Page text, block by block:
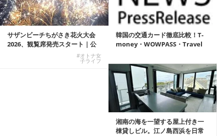
サザンビーチちがさき花火大会
2026、観覧席発売スタート｜公
#オトナ女
子ライフ
韓国の交通カード徹底比較！T-
money・WOWPASS・Travel
湘南の海を一望する屋上付き一
棟貸しビル。江ノ島西浜を日常